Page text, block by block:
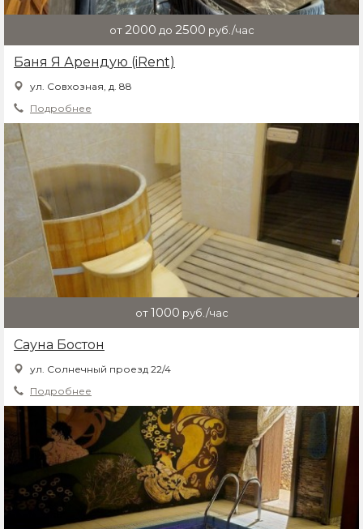
от2000 до 2500 руб./час
Баня Я Арендую (iRent)
ул. Совхозная, д. 88
Подробнее
от1000 руб./час
Сауна Бостон
ул. Солнечный проезд 22/4
Подробнее